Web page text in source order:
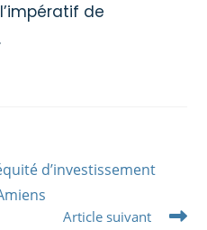
de
d’investissement
Article suivant